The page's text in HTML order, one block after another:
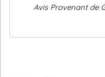
Avis Provenant de